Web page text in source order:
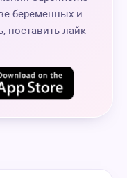
беременных и
поставить лайк